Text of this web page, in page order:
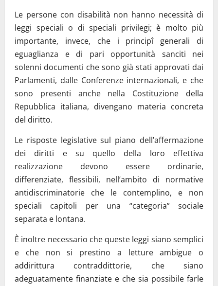
Le persone con disabilità non hanno necessità di
leggi speciali o di speciali privilegi; è molto più
importante, invece, che i principî generali di
eguaglianza e di pari opportunità sanciti nei
solenni documenti che sono già stati approvati dai
Parlamenti, dalle Conferenze internazionali, e che
sono presenti anche nella Costituzione della
Repubblica italiana, divengano materia concreta
del diritto.
Le risposte legislative sul piano dell’affermazione
dei diritti e su quello della loro effettiva
realizzazione devono essere ordinarie,
differenziate, flessibili, nell’ambito di normative
antidiscriminatorie che le contemplino, e non
speciali capitoli per una “categoria” sociale
separata e lontana.
È inoltre necessario che queste leggi siano semplici
e che non si prestino a letture ambigue o
addirittura contraddittorie, che siano
adeguatamente finanziate e che sia possibile farle